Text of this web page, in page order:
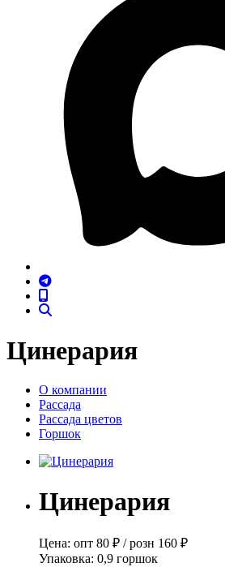
Цинерария
О компании
Рассада
Рассада цветов
Горшок
Цинерария
Цена: опт 80 ₽ /розн 160 ₽
Упаковка: 0,9 горшок